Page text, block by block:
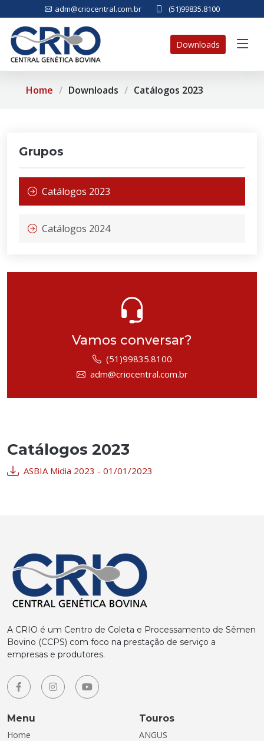
adm@criocentral.com.br (51)99835.8100
Downloads
Home Downloads Catálogos 2023
Grupos
Catálogos 2023
Catálogos 2024
Vamos conversar?
(51)99835.8100
adm@criocentral.com.br
Catálogos 2023
ASBIA Midia 2023 - 01/01/2023
A CRIO é um Centro de Coleta e Processamento de Sêmen
Bovino (CCPS) com foco na prestação de serviço a
empresas e produtores.
Menu
Home
Touros
ANGUS